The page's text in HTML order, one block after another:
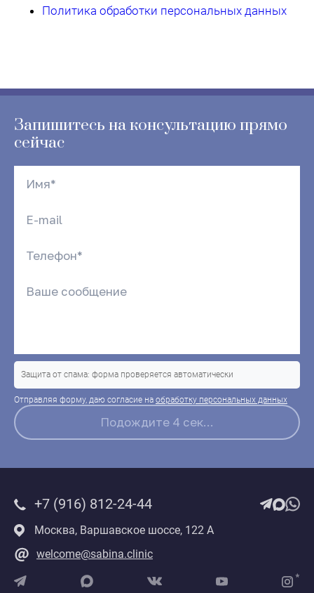
Политика обработки персональных данных
Запишитесь на консультацию прямо
сейчас
Защита от спама: форма проверяется автоматически
Отправляя форму, даю согласие на обработку персональных данных
+7 (916) 812-24-44
Москва, Варшавское шоссе, 122 А
welcome@sabina.clinic